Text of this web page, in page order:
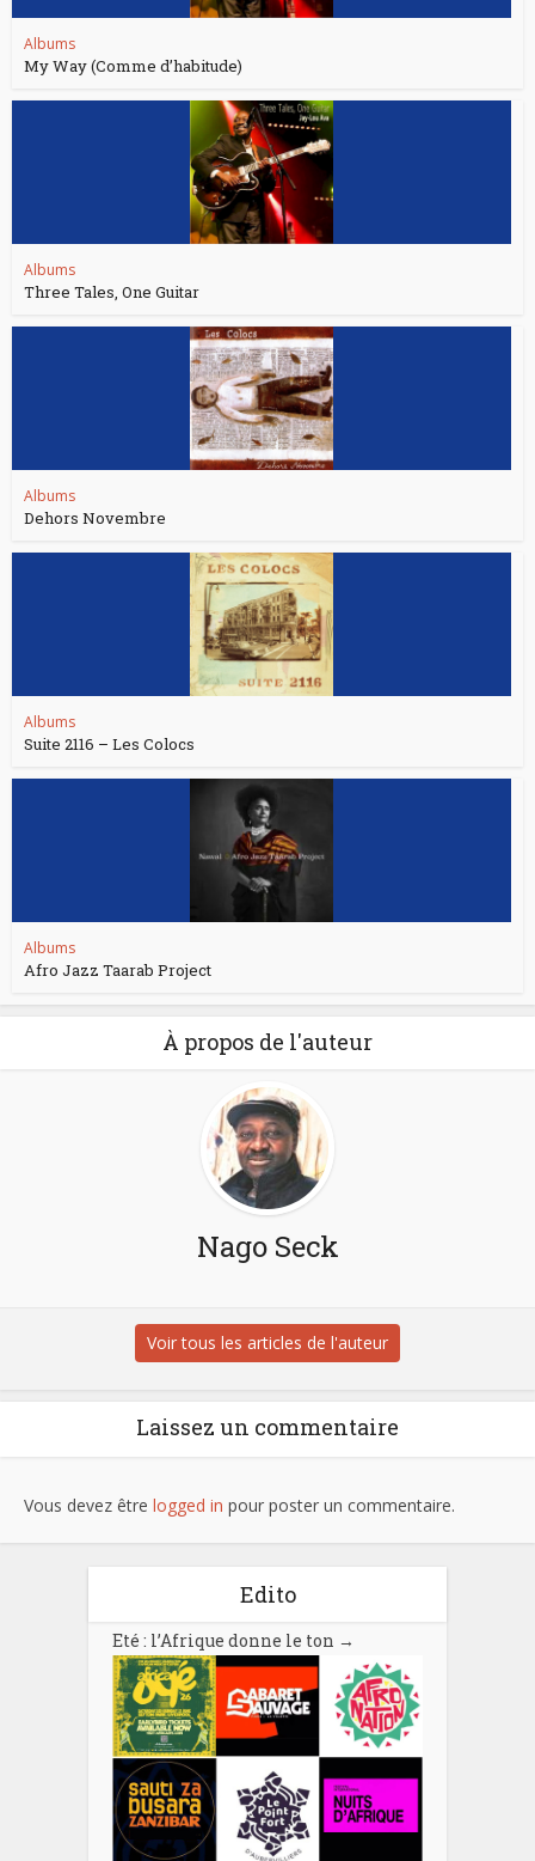
Albums
My Way (Comme d’habitude)
Albums
Three Tales, One Guitar
Albums
Dehors Novembre
Albums
Suite 2116 – Les Colocs
Albums
Afro Jazz Taarab Project
À propos de l'auteur
Nago Seck
Voir tous les articles de l'auteur
Laissez un commentaire
Vous devez être logged in pour poster un commentaire.
Edito
Eté : l’Afrique donne le ton →